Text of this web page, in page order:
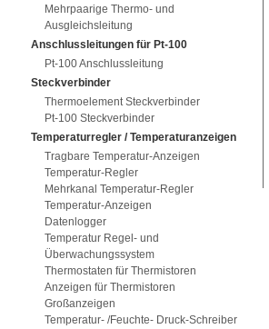
Mehrpaarige Thermo- und
Ausgleichsleitung
Anschlussleitungen für Pt-100
Pt-100 Anschlussleitung
Steckverbinder
Thermoelement Steckverbinder
Pt-100 Steckverbinder
Temperaturregler / Temperaturanzeigen
Tragbare Temperatur-Anzeigen
Temperatur-Regler
Mehrkanal Temperatur-Regler
Temperatur-Anzeigen
Datenlogger
Temperatur Regel- und
Überwachungssystem
Thermostaten für Thermistoren
Anzeigen für Thermistoren
Großanzeigen
Temperatur- /Feuchte- Druck-Schreiber